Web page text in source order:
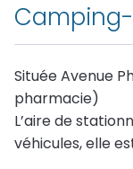
Située Avenue
pharmacie)
L’aire de
véhicules, elle